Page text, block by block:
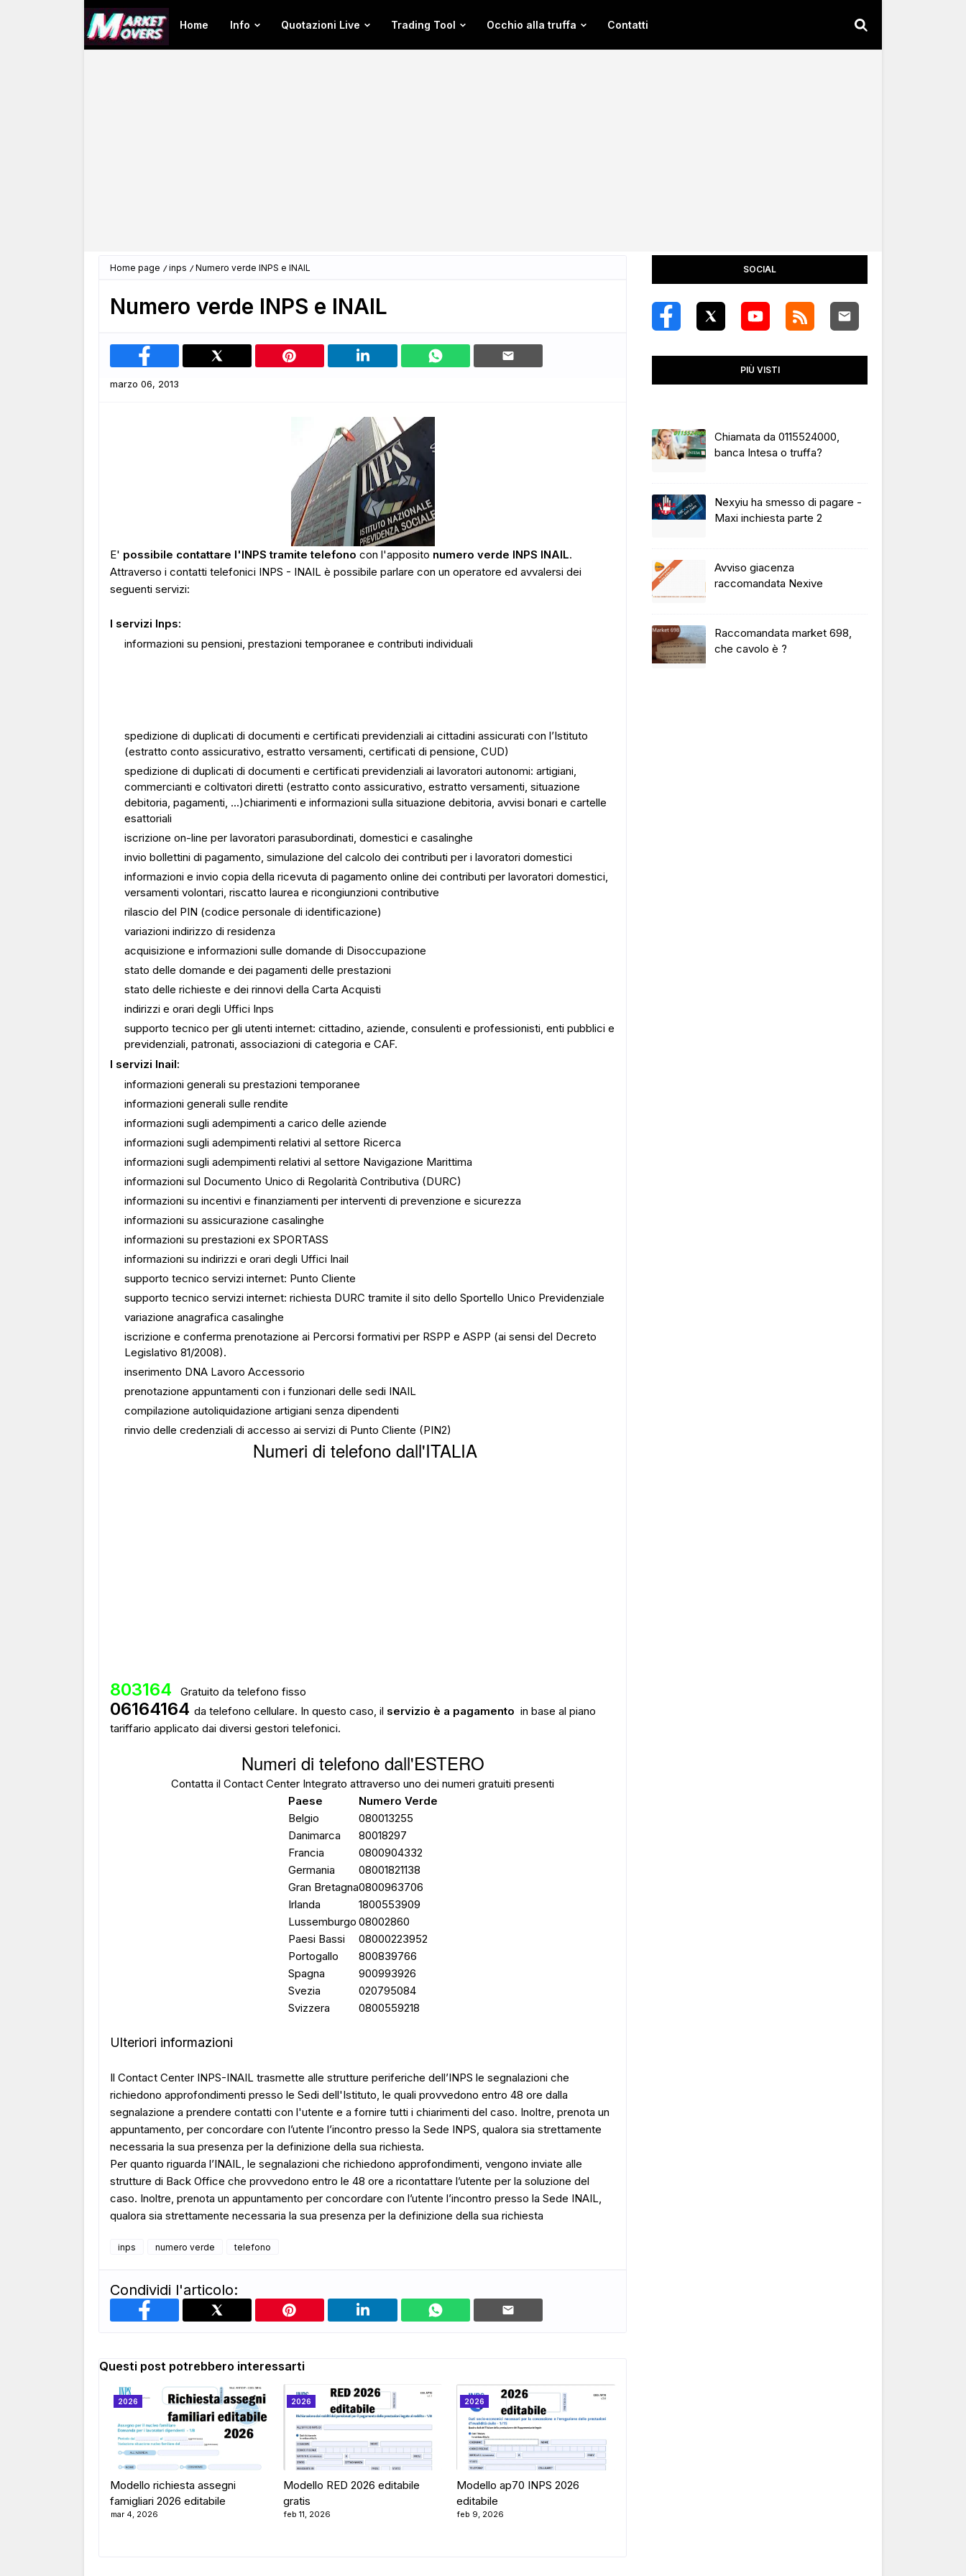
Home Info Quotazioni Live Trading Tool Occhio alla truffa Contatti
Home page inps Numero verde INPS e INAIL
Numero verde INPS e INAIL
marzo 06, 2013
E' possibile contattare l'INPS tramite telefono con l'apposito numero verde INPS INAIL.
Attraverso i contatti telefonici INPS - INAIL è possibile parlare con un operatore ed avvalersi dei
seguenti servizi:
I servizi Inps:
informazioni su pensioni, prestazioni temporanee e contributi individuali
spedizione di duplicati di documenti e certificati previdenziali ai cittadini assicurati con l’Istituto
(estratto conto assicurativo, estratto versamenti, certificati di pensione, CUD)
spedizione di duplicati di documenti e certificati previdenziali ai lavoratori autonomi: artigiani,
commercianti e coltivatori diretti (estratto conto assicurativo, estratto versamenti, situazione
debitoria, pagamenti, ...)chiarimenti e informazioni sulla situazione debitoria, avvisi bonari e cartelle
esattoriali
iscrizione on-line per lavoratori parasubordinati, domestici e casalinghe
invio bollettini di pagamento, simulazione del calcolo dei contributi per i lavoratori domestici
informazioni e invio copia della ricevuta di pagamento online dei contributi per lavoratori domestici,
versamenti volontari, riscatto laurea e ricongiunzioni contributive
rilascio del PIN (codice personale di identificazione)
variazioni indirizzo di residenza
acquisizione e informazioni sulle domande di Disoccupazione
stato delle domande e dei pagamenti delle prestazioni
stato delle richieste e dei rinnovi della Carta Acquisti
indirizzi e orari degli Uffici Inps
supporto tecnico per gli utenti internet: cittadino, aziende, consulenti e professionisti, enti pubblici e
previdenziali, patronati, associazioni di categoria e CAF.
I servizi Inail:
informazioni generali su prestazioni temporanee
informazioni generali sulle rendite
informazioni sugli adempimenti a carico delle aziende
informazioni sugli adempimenti relativi al settore Ricerca
informazioni sugli adempimenti relativi al settore Navigazione Marittima
informazioni sul Documento Unico di Regolarità Contributiva (DURC)
informazioni su incentivi e finanziamenti per interventi di prevenzione e sicurezza
informazioni su assicurazione casalinghe
informazioni su prestazioni ex SPORTASS
informazioni su indirizzi e orari degli Uffici Inail
supporto tecnico servizi internet: Punto Cliente
supporto tecnico servizi internet: richiesta DURC tramite il sito dello Sportello Unico Previdenziale
variazione anagrafica casalinghe
iscrizione e conferma prenotazione ai Percorsi formativi per RSPP e ASPP (ai sensi del Decreto
Legislativo 81/2008).
inserimento DNA Lavoro Accessorio
prenotazione appuntamenti con i funzionari delle sedi INAIL
compilazione autoliquidazione artigiani senza dipendenti
rinvio delle credenziali di accesso ai servizi di Punto Cliente (PIN2)
Numeri di telefono dall'ITALIA
803164 Gratuito da telefono fisso
06164164 da telefono cellulare. In questo caso, il servizio è a pagamento in base al piano
tariffario applicato dai diversi gestori telefonici.
Numeri di telefono dall'ESTERO
Contatta il Contact Center Integrato attraverso uno dei numeri gratuiti presenti
Paese
Numero Verde
Belgio
080013255
Danimarca
80018297
Francia
0800904332
Germania
08001821138
Gran Bretagna0800963706
Irlanda
1800553909
Lussemburgo 08002860
Paesi Bassi
08000223952
Portogallo
800839766
Spagna
900993926
Svezia
020795084
Svizzera
0800559218
Ulteriori informazioni
Il Contact Center INPS-INAIL trasmette alle strutture periferiche dell’INPS le segnalazioni che
richiedono approfondimenti presso le Sedi dell'Istituto, le quali provvedono entro 48 ore dalla
segnalazione a prendere contatti con l'utente e a fornire tutti i chiarimenti del caso. Inoltre, prenota un
appuntamento, per concordare con l’utente l’incontro presso la Sede INPS, qualora sia strettamente
necessaria la sua presenza per la definizione della sua richiesta.
Per quanto riguarda l’INAIL, le segnalazioni che richiedono approfondimenti, vengono inviate alle
strutture di Back Office che provvedono entro le 48 ore a ricontattare l’utente per la soluzione del
caso. Inoltre, prenota un appuntamento per concordare con l’utente l’incontro presso la Sede INAIL,
qualora sia strettamente necessaria la sua presenza per la definizione della sua richiesta
inps numero verde telefono
Condividi l'articolo:
Questi post potrebbero interessarti
2026
Modello richiesta assegni
famigliari 2026 editabile
mar 4, 2026
2026
Modello RED 2026 editabile
gratis
feb 11, 2026
2026
Modello ap70 INPS 2026
editabile
feb 9, 2026
SOCIAL
PIÙ VISTI
Chiamata da 0115524000,
banca Intesa o truffa?
Nexyiu ha smesso di pagare -
Maxi inchiesta parte 2
Avviso giacenza
raccomandata Nexive
Raccomandata market 698,
che cavolo è ?